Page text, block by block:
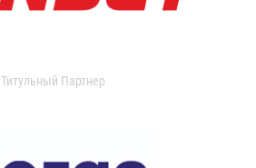
Титульный Партнер